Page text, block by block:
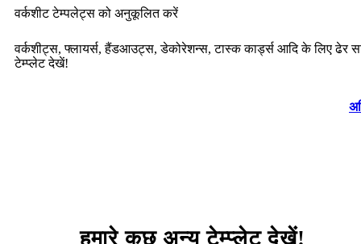
वर्कशीट टेम्पलेट्स को अनुकूलित करें
वर्कशीट्स, फ्लायर्स, हैंडआउट्स, डेकोरेशन्स, टास्क कार्ड्स आदि के लिए ढेर
टेम्प्लेट देखें!
हमारे कुछ अन्य टेम्प्लेट देखें!